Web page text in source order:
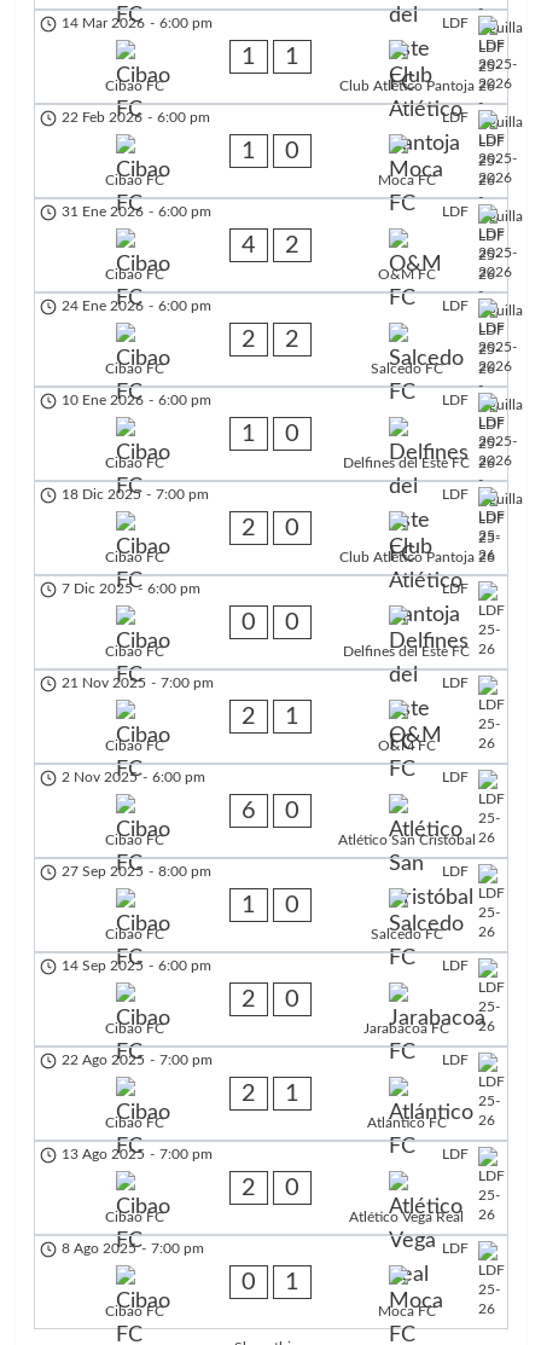
LDF
14 Mar 2026 - 6:00 pm
Cibao FC
1 1
Club Atlético Pantoja
LDF
22 Feb 2026 - 6:00 pm
Cibao FC
1 0
Moca FC
LDF
31 Ene 2026 - 6:00 pm
Cibao FC
4 2
O&M FC
LDF
24 Ene 2026 - 6:00 pm
Cibao FC
2 2
Salcedo FC
LDF
10 Ene 2026 - 6:00 pm
Cibao FC
1 0
Delfines del Este FC
LDF
18 Dic 2025 - 7:00 pm
Cibao FC
2 0
Club Atlético Pantoja
LDF
7 Dic 2025 - 6:00 pm
Cibao FC
0 0
Delfines del Este FC
LDF
21 Nov 2025 - 7:00 pm
Cibao FC
2 1
O&M FC
LDF
2 Nov 2025 - 6:00 pm
Cibao FC
6 0
Atlético San Cristóbal
LDF
27 Sep 2025 - 8:00 pm
Cibao FC
1 0
Salcedo FC
LDF
14 Sep 2025 - 6:00 pm
Cibao FC
2 0
Jarabacoa FC
LDF
22 Ago 2025 - 7:00 pm
Cibao FC
2 1
Atlántico FC
LDF
13 Ago 2025 - 7:00 pm
Cibao FC
2 0
Atlético Vega Real
LDF
8 Ago 2025 - 7:00 pm
Cibao FC
0 1
Moca FC